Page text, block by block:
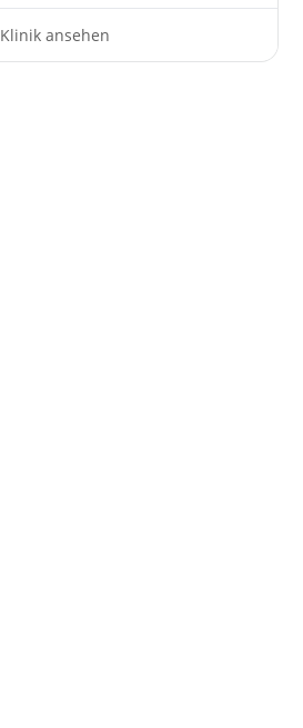
Klinik ansehen